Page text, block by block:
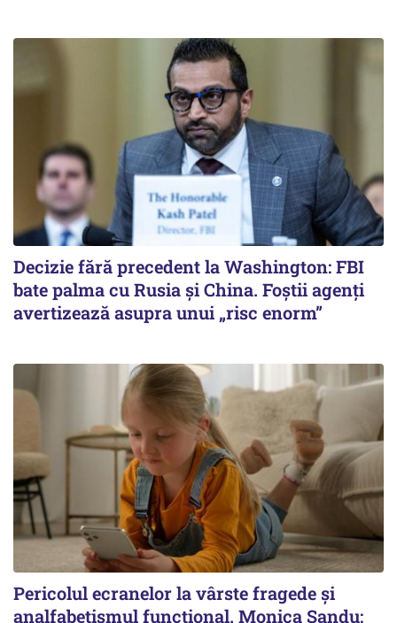
Decizie fără precedent la Washington: FBI
bate palma cu Rusia și China. Foștii agenți
avertizează asupra unui „risc enorm”
Pericolul ecranelor la vârste fragede și
analfabetismul funcțional. Monica Sandu: